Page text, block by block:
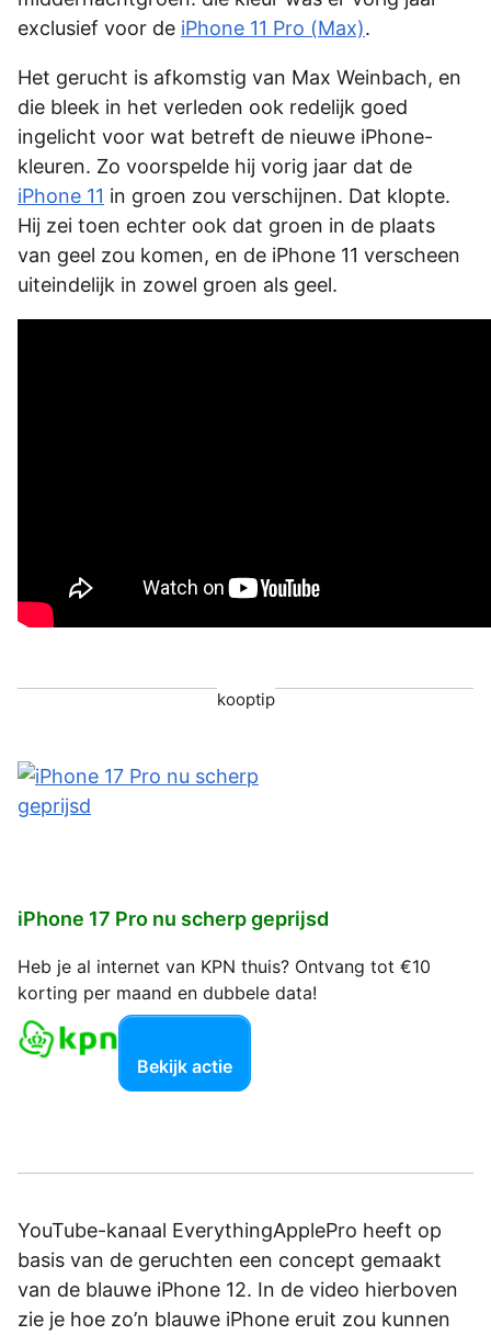
exclusief voor de iPhone 11 Pro (Max).
Het gerucht is afkomstig van Max Weinbach, en
die bleek in het verleden ook redelijk goed
ingelicht voor wat betreft de nieuwe iPhone-
kleuren. Zo voorspelde hij vorig jaar dat de
iPhone 11 in groen zou verschijnen. Dat klopte.
Hij zei toen echter ook dat groen in de plaats
van geel zou komen, en de iPhone 11 verscheen
uiteindelijk in zowel groen als geel.
kooptip
iPhone 17 Pro nu scherp geprijsd
Heb je al internet van KPN thuis? Ontvang tot €10
korting per maand en dubbele data!
Bekijk actie
YouTube-kanaal EverythingApplePro heeft op
basis van de geruchten een concept gemaakt
van de blauwe iPhone 12. In de video hierboven
zie je hoe zo’n blauwe iPhone eruit zou kunnen